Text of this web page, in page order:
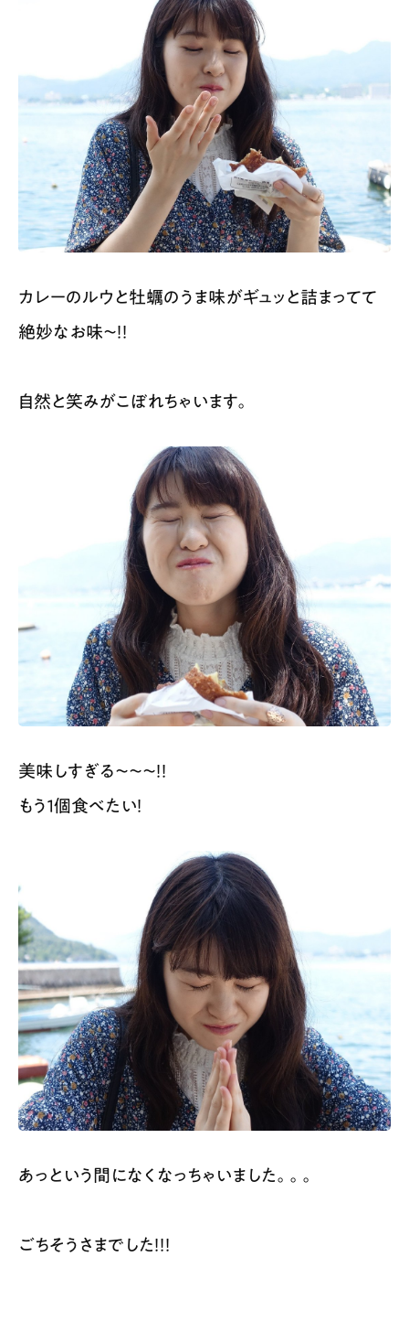
カレーのルウと牡蠣のうま味がギュッと詰まってて
絶妙なお味〜！！
自然と笑みがこぼれちゃいます。
美味しすぎる〜〜〜！！
もう１個食べたい！
あっという間になくなっちゃいました。。。
ごちそうさまでした！！！